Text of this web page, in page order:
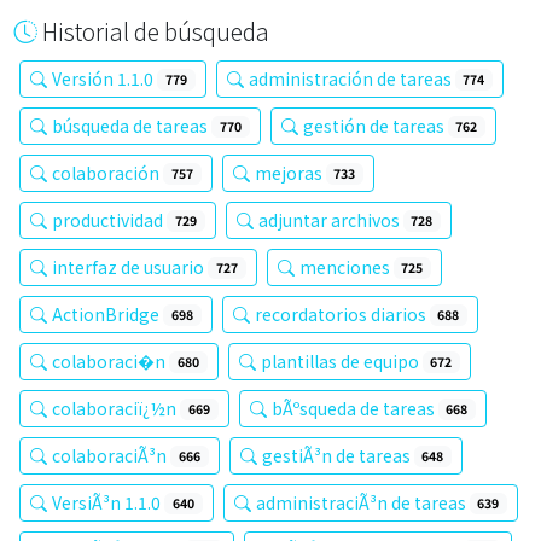
Historial de búsqueda
Versión 1.1.0 779 administración de tareas 774
búsqueda de tareas 770 gestión de tareas 762
colaboración 757 mejoras 733
productividad 729 adjuntar archivos 728
interfaz de usuario 727 menciones 725
ActionBridge 698 recordatorios diarios 688
colaboraci�n 680 plantillas de equipo 672
colaboraciï¿½n 669 bÃºsqueda de tareas 668
colaboraciÃ³n 666 gestiÃ³n de tareas 648
VersiÃ³n 1.1.0 640 administraciÃ³n de tareas 639